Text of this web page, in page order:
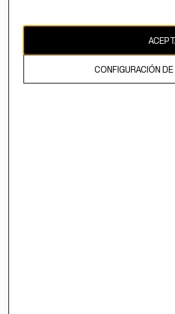
El contenido de esta página web está
propiedad de H&M Hennes & Mauritz AB.
CONFIGURACIÓN